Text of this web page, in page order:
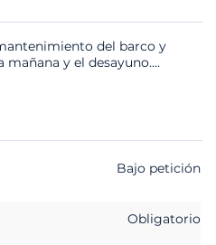
del barco y
mañana y el desayuno....
Bajo petición
Obligatorio